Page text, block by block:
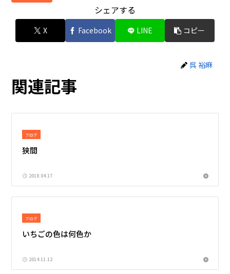
シェアする
X Facebook LINE コピー
呉 裕麻
関連記事
ブログ
狭間
2018.04.17
ブログ
いちごの色は何色か
2014.11.12